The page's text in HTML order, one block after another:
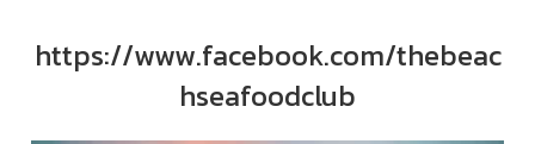
https://www.facebook.com/thebeac
hseafoodclub